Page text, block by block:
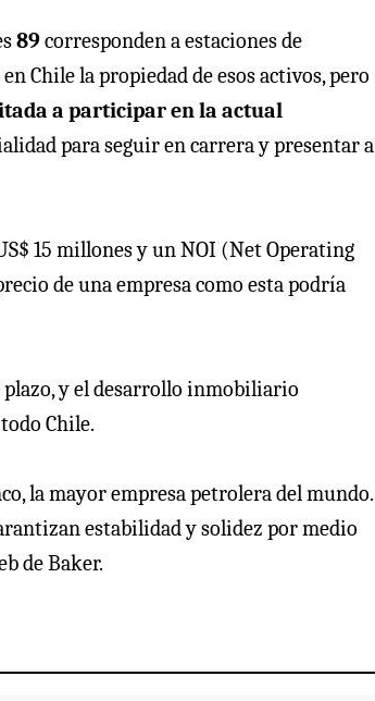
89corresponden a estaciones de
Chile la propiedad de esos activos, pero
a participar en la actual
para seguir en carrera y presentar a
15 millones y un NOI (Net Operating
de una empresa como esta podría
plazo, y el desarrollo inmobiliario
Chile.
la mayor empresa petrolera del mundo.
estabilidad y solidez por medio
de Baker.